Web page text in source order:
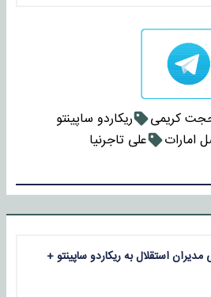
کریمی
ریکاردو ساپینتو
امارات
علی تاجرنیا
استقلال به ریکاردو ساپینتو +